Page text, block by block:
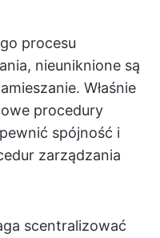
procesu
nieuniknione są
Właśnie
procedury
spójność i
zarządzania
scentralizować